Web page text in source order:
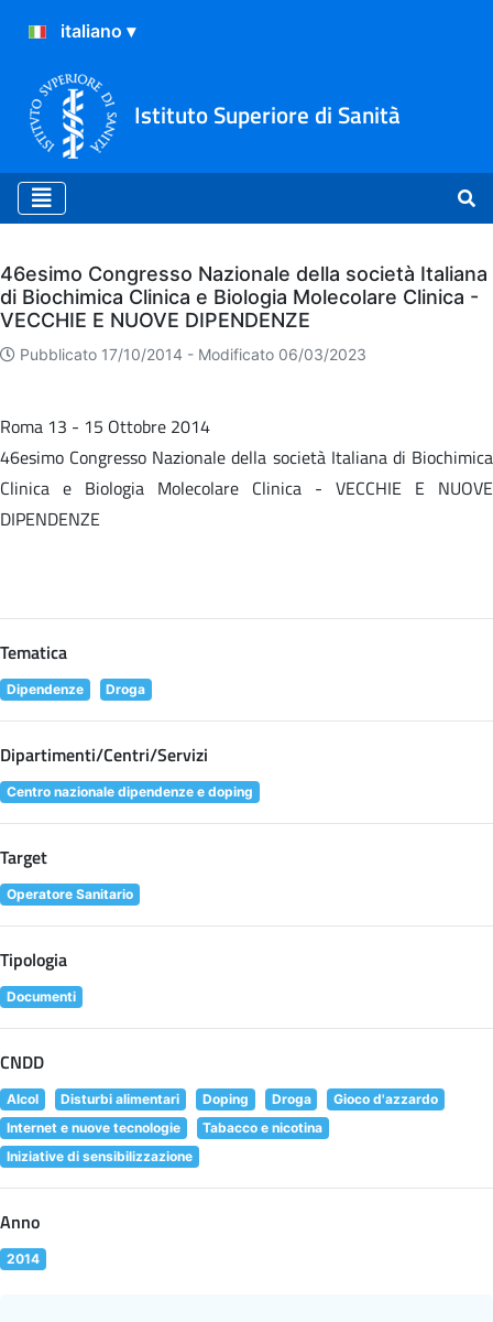
Istituto Superiore di Sanità
Archivio
46esimo Congresso Nazionale della società Italiana
di Biochimica Clinica e Biologia Molecolare Clinica -
VECCHIE E NUOVE DIPENDENZE
Pubblicato 17/10/2014 - Modificato 06/03/2023
Roma 13 - 15 Ottobre 2014
46esimo Congresso Nazionale della società Italiana di Biochimica
Clinica e Biologia Molecolare Clinica - VECCHIE E NUOVE
DIPENDENZE
Tematica
Dipendenze Droga
Dipartimenti/Centri/Servizi
Centro nazionale dipendenze e doping
Target
Operatore Sanitario
Tipologia
Documenti
CNDD
Alcol Disturbi alimentari Doping Droga
Gioco d'azzardo
Internet e nuove tecnologie
Tabacco e nicotina
Iniziative di sensibilizzazione
Anno
2014